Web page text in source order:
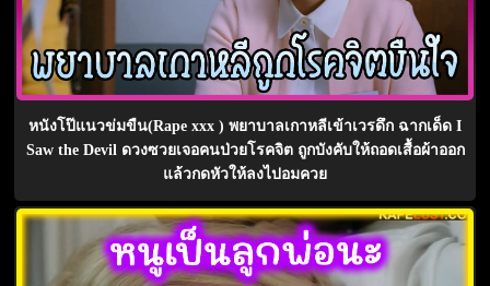
หนังโป๊แนวข่มขืน(Rape xxx ) พยาบาลเกาหลีเข้าเวรดึก ฉากเด็ด I
Saw the Devil ดวงซวยเจอคนป่วยโรคจิต ถูกบังคับให้ถอดเสื้อผ้าออก
แล้วกดหัวให้ลงไปอมควย